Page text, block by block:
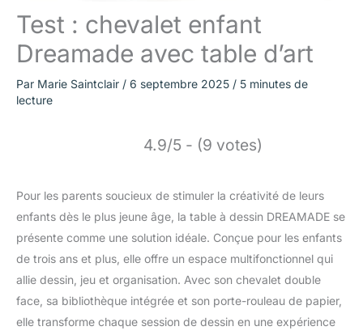
Test : chevalet enfant
Dreamade avec table d’art
Par Marie Saintclair / 6 septembre 2025 / 5 minutes de
lecture
4.9/5 - (9 votes)
Pour les parents soucieux de stimuler la créativité de leurs
enfants dès le plus jeune âge, la table à dessin DREAMADE se
présente comme une solution idéale. Conçue pour les enfants
de trois ans et plus, elle offre un espace multifonctionnel qui
allie dessin, jeu et organisation. Avec son chevalet double
face, sa bibliothèque intégrée et son porte-rouleau de papier,
elle transforme chaque session de dessin en une expérience